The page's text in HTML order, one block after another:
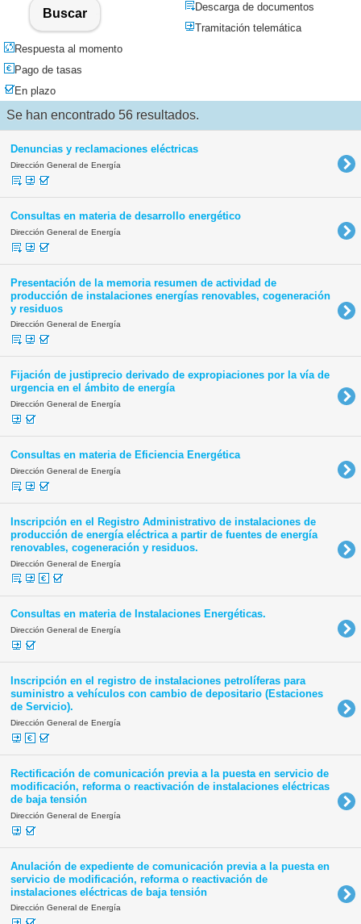
Buscar
Descarga de documentos
Tramitación telemática
Respuesta al momento
Pago de tasas
En plazo
Se han encontrado 56 resultados.
Denuncias y reclamaciones eléctricas
Dirección General de Energía
Consultas en materia de desarrollo energético
Dirección General de Energía
Presentación de la memoria resumen de actividad de
producción de instalaciones energías renovables, cogeneración
y residuos
Dirección General de Energía
Fijación de justiprecio derivado de expropiaciones por la vía de
urgencia en el ámbito de energía
Dirección General de Energía
Consultas en materia de Eficiencia Energética
Dirección General de Energía
Inscripción en el Registro Administrativo de instalaciones de
producción de energía eléctrica a partir de fuentes de energía
renovables, cogeneración y residuos.
Dirección General de Energía
Consultas en materia de Instalaciones Energéticas.
Dirección General de Energía
Inscripción en el registro de instalaciones petrolíferas para
suministro a vehículos con cambio de depositario (Estaciones
de Servicio).
Dirección General de Energía
Rectificación de comunicación previa a la puesta en servicio de
modificación, reforma o reactivación de instalaciones eléctricas
de baja tensión
Dirección General de Energía
Anulación de expediente de comunicación previa a la puesta en
servicio de modificación, reforma o reactivación de
instalaciones eléctricas de baja tensión
Dirección General de Energía